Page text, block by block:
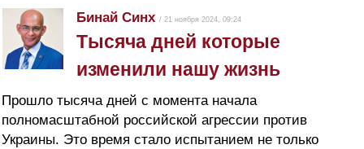
Бинай Синх / 21 ноября 2024, 09:24
Тысяча дней которые
изменили нашу жизнь
Прошло тысяча дней с момента начала
полномасштабной российской агрессии против
Украины. Это время стало испытанием не только